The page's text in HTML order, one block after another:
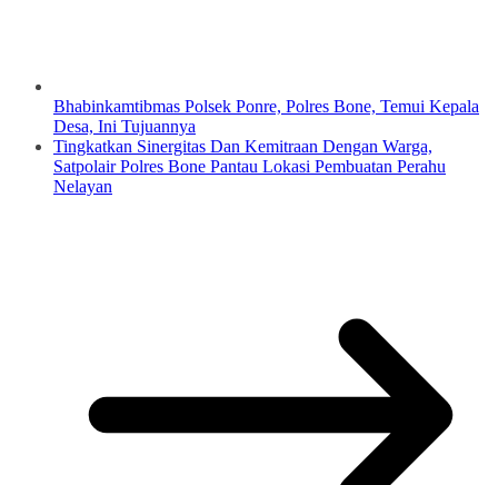
Bhabinkamtibmas Polsek Ponre, Polres Bone, Temui Kepala
Desa, Ini Tujuannya
Tingkatkan Sinergitas Dan Kemitraan Dengan Warga,
Satpolair Polres Bone Pantau Lokasi Pembuatan Perahu
Nelayan